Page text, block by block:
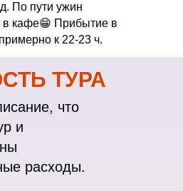
По пути ужин
в кафе😁 Прибытие в
к 22-23 ч.
ТУРА
что
и
расходы.